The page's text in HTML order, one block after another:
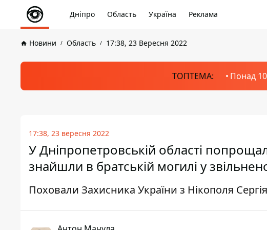
Дніпро Область Україна Реклама
Новини Область 17:38, 23 Вересня 2022
ТОПТЕМА: Понад
17:38, 23 вересня 2022
У Дніпропетровській області
знайшли в братській могилі у
Поховали Захисника України з Нікополя